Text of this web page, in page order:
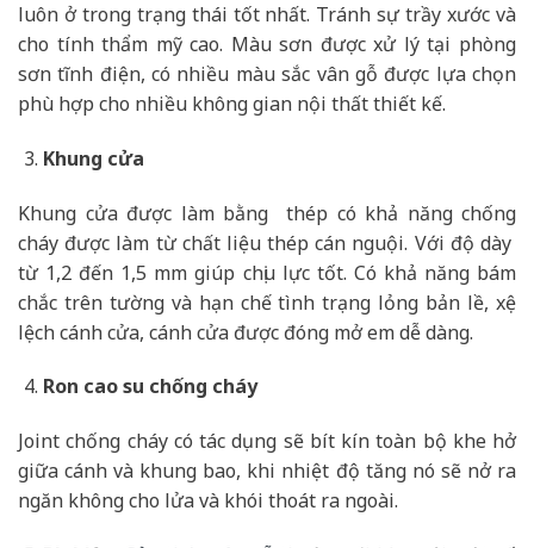
luôn ở trong trạng thái tốt nhất. Tránh sự trầy xước và
cho tính thẩm mỹ cao. Màu sơn được xử lý tại phòng
sơn tĩnh điện, có nhiều màu sắc vân gỗ được lựa chọn
phù hợp cho nhiều không gian nội thất thiết kế.
Khung cửa
Khung cửa được làm bằng thép có khả năng chống
cháy được làm từ chất liệu thép cán nguội. Với độ dày
từ 1,2 đến 1,5 mm giúp chịu lực tốt. Có khả năng bám
chắc trên tường và hạn chế tình trạng lỏng bản lề, xệ
lệch cánh cửa, cánh cửa được đóng mở em dễ dàng.
Ron cao su chống cháy
Joint chống cháy có tác dụng sẽ bít kín toàn bộ khe hở
giữa cánh và khung bao, khi nhiệt độ tăng nó sẽ nở ra
ngăn không cho lửa và khói thoát ra ngoài.